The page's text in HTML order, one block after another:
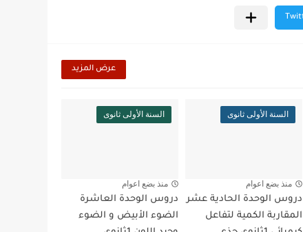
عرض المزيد
السنة الأولى ثانوى
منذ بضع اعوام
دروس الوحدة الحادية عشر
المقاربة الكمية لتفاعل
السنة الأولى ثانوى
منذ بضع اعوام
دروس الوحدة العاشرة
الضوء الأبيض و الضوء